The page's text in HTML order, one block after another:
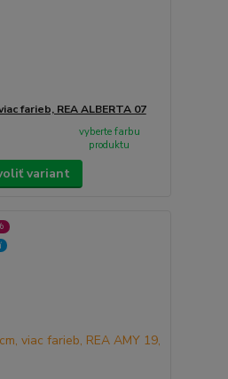
farieb, REA ALBERTA 07
vyberte farbu
produktu
variant